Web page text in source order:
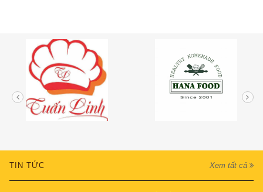
TIN TỨC Xem tất cả